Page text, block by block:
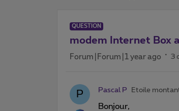
QUESTION
modem Internet Box
Forum|Forum|1 year ago 3
P Pascal P Etoile
Bonjour,